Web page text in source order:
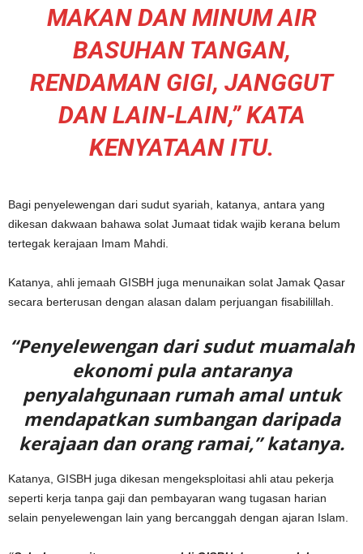
MAKAN DAN MINUM AIR
BASUHAN TANGAN,
RENDAMAN GIGI, JANGGUT
DAN LAIN-LAIN,” KATA
KENYATAAN ITU.
Bagi penyelewengan dari sudut syariah, katanya, antara yang
dikesan dakwaan bahawa solat Jumaat tidak wajib kerana belum
tertegak kerajaan Imam Mahdi.
Katanya, ahli jemaah GISBH juga menunaikan solat Jamak Qasar
secara berterusan dengan alasan dalam perjuangan fisabilillah.
“Penyelewengan dari sudut muamalah
ekonomi pula antaranya
penyalahgunaan rumah amal untuk
mendapatkan sumbangan daripada
kerajaan dan orang ramai,” katanya.
Katanya, GISBH juga dikesan mengeksploitasi ahli atau pekerja
seperti kerja tanpa gaji dan pembayaran wang tugasan harian
selain penyelewengan lain yang bercanggah dengan ajaran Islam.